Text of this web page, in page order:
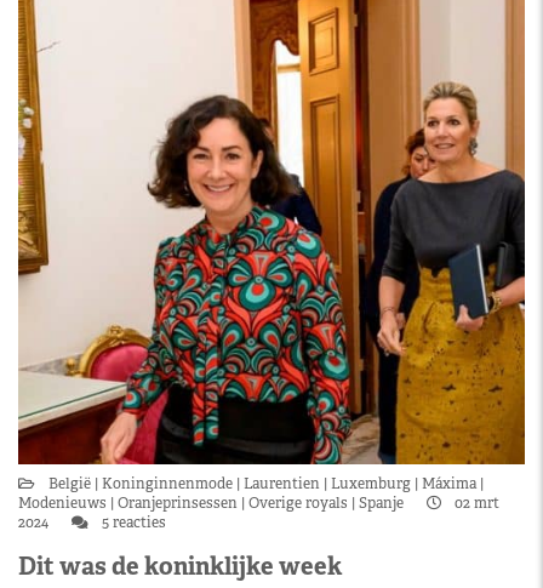
België Koninginnenmode Laurentien Luxemburg Máxima
Modenieuws
Oranjeprinsessen Overige royals Spanje
02 mrt
2024
5 reacties
Dit was de koninklijke week